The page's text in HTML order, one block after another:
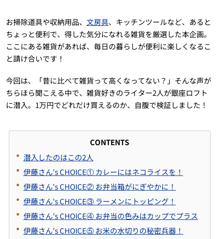
お掃除道具や収納用品、 文房具、キッチンツールなど、あると
ちょっと便利で、得した気分になれる雑貨を厳選した本企画。
ここにある雑貨があれば、毎日の暮らしが便利に楽しくなるこ
と請け合いです！
今回は、「昔に比べて雑貨って高くなってない？」そんな声が
ちらほら聞こえる中で、雑貨好きのライター2人が銀座ロフト
に潜入。1万円でどれだけ買えるのか、自腹で検証しました！
CONTENTS
潜入したのはこの2人
伊藤さん's CHOICE① カレーにはネコライスを！
伊藤さん's CHOICE② お弁当箱がにぎやかに！
伊藤さん's CHOICE③ ラーメンにトッピング！
伊藤さん's CHOICE④ お弁当の色みはカップでプラス
伊藤さん's CHOICE⑤ お米の水切りの秘密兵器！